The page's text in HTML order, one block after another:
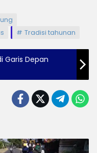
Tradisi tahunan
Garis Depan